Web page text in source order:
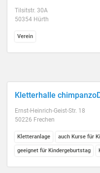
Tilsitstr. 30A
50354 Hürth
Verein
Kletterhalle
Ernst-Heinrich-Geist-Str. 18
50226 Frechen
Kletteranlage auch Kurse für
geeignet für Kindergeburtstag